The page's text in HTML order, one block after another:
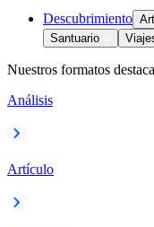
Descubrimiento
Santuario
Nuestros formatos
Análisis
Artículo